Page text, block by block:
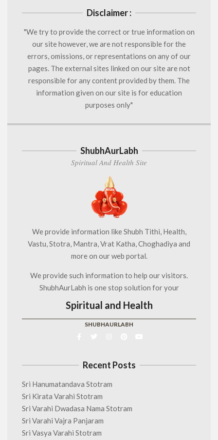
Disclaimer :
"We try to provide the correct or true information on
our site however, we are not responsible for the
errors, omissions, or representations on any of our
pages. The external sites linked on our site are not
responsible for any content provided by them. The
information given on our site is for education
purposes only"
ShubhAurLabh
Spiritual And Health Site
We provide information like Shubh Tithi, Health,
Vastu, Stotra, Mantra, Vrat Katha, Choghadiya and
more on our web portal.
We provide such information to help our visitors.
ShubhAurLabh is one stop solution for your
Spiritual and Health
SHUBHAURLABH
Recent Posts
Sri Hanumatandava Stotram
Sri Kirata Varahi Stotram
Sri Varahi Dwadasa Nama Stotram
Sri Varahi Vajra Panjaram
Sri Vasya Varahi Stotram